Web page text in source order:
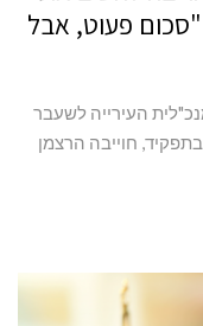
"סכום פעוט, אבל
העירייה לשעבר
חוייבה הרצמן